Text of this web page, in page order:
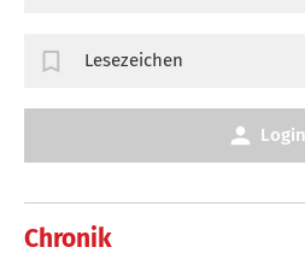
Chronik
Lesezeichen
Login